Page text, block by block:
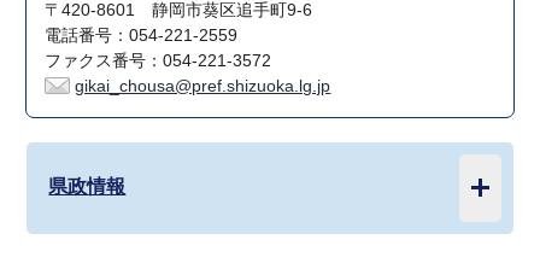
〒420-8601 静岡市葵区追手町9-6
電話番号：054-221-2559
ファクス番号：054-221-3572
gikai_chousa@pref.shizuoka.lg.jp
県政情報